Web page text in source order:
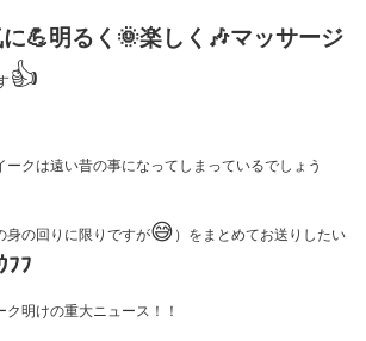
に💪明るく🌞楽しく🎶マッサージ
👍
ークは遠い昔の事になってしまっているでしょう
身の回りに限りですが😅 ）をまとめてお送りしたい
ﾌﾌ
明けの重大ニュース！！